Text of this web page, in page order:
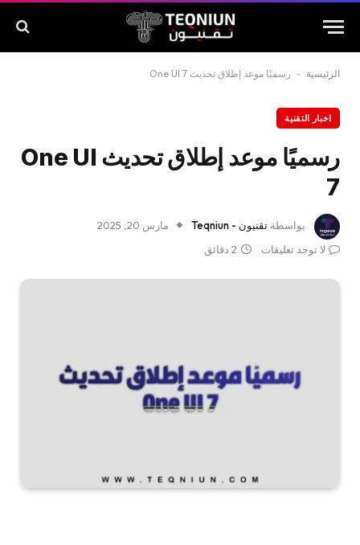
الرئيسية - رسميًا موعد إطلاق تحديث One UI 7
اخبار التقنية
رسميًا موعد إطلاق تحديث One UI
7
بواسطة تقنيون - Teqniun
مارس 20, 2025
لا توجد تعليقات
2 دقائق